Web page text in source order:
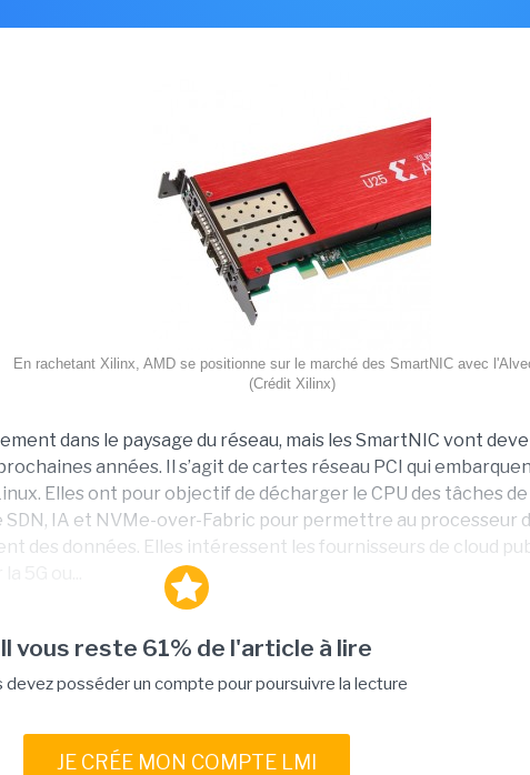
En rachetant Xilinx, AMD se positionne sur le marché des SmartNIC avec
(Crédit Xilinx)
dans le paysage du réseau, mais les SmartNIC vont
années. Il s’agit de cartes réseau PCI qui
Elles ont pour objectif de décharger le CPU des tâches de
IA et NVMe-over-Fabric pour permettre au processeur
des données. Elles intéressent les fournisseurs de cloud
Il vous reste 61% de l'article à lire
devez posséder un compte pour poursuivre la lecture
JE CRÉE MON COMPTE LMI